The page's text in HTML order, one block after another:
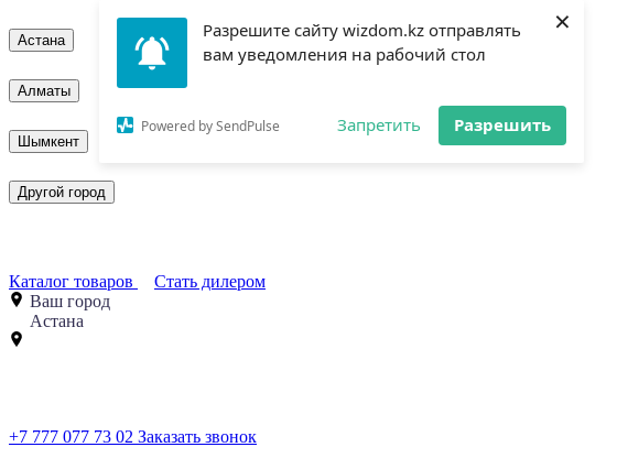
Разрешите сайту wizdom.kz отправлять
вам уведомления на рабочий стол
Powered by SendPulse Запретить Разрешить
×
Астана
Алматы
Шымкент
Другой город
Каталог товаров
Стать дилером
Ваш город
Астана
+7 777 077 73 02 Заказать звонок